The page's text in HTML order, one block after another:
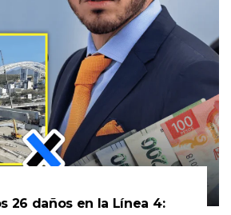
26 daños en la Línea 4: